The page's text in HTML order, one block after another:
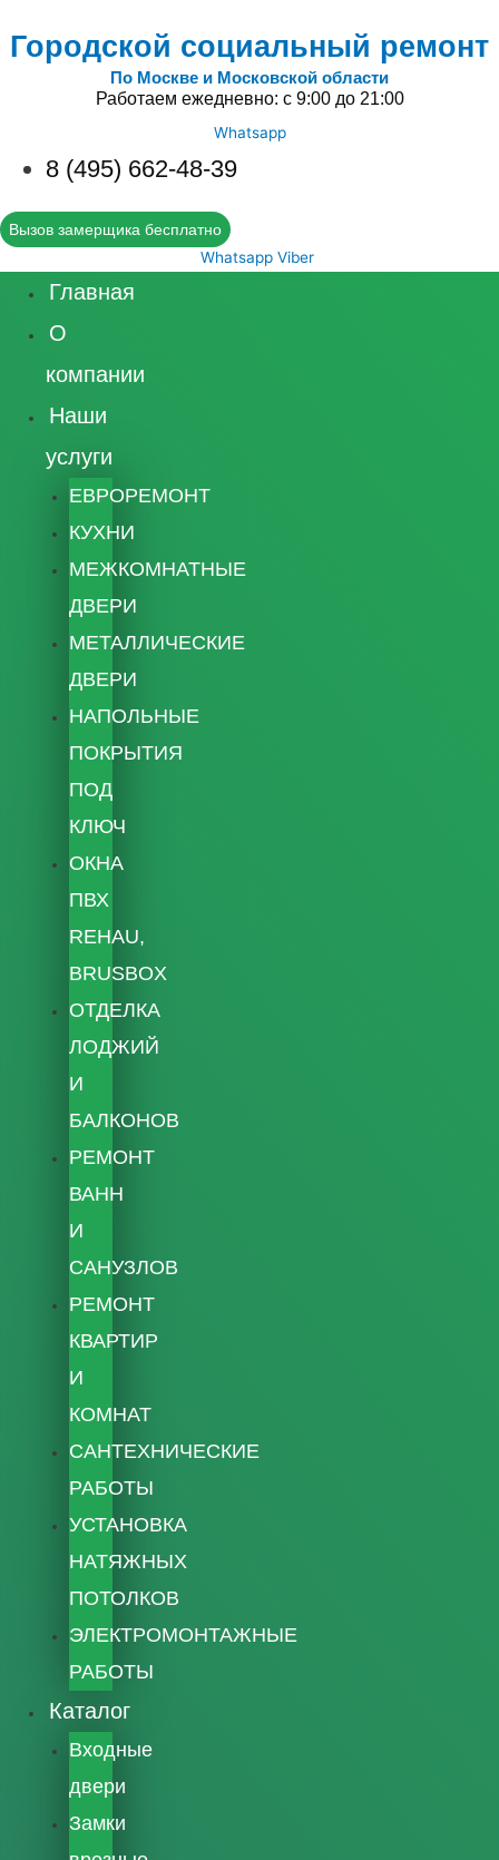
Городской социальный ремонт
По Москве и Московской области
Работаем ежедневно: с 9:00 до 21:00
Whatsapp
8 (495) 662-48-39
Вызов замерщика бесплатно
Whatsapp Viber
Главная
О
компании
Наши
услуги
ЕВРОРЕМОНТ
КУХНИ
МЕЖКОМНАТНЫЕ
ДВЕРИ
МЕТАЛЛИЧЕСКИЕ
ДВЕРИ
НАПОЛЬНЫЕ
ПОКРЫТИЯ
ПОД
КЛЮЧ
ОКНА
ПВХ
REHAU,
BRUSBOX
ОТДЕЛКА
ЛОДЖИЙ
И
БАЛКОНОВ
РЕМОНТ
ВАНН
И
САНУЗЛОВ
РЕМОНТ
КВАРТИР
И
КОМНАТ
САНТЕХНИЧЕСКИЕ
РАБОТЫ
УСТАНОВКА
НАТЯЖНЫХ
ПОТОЛКОВ
ЭЛЕКТРОМОНТАЖНЫЕ
РАБОТЫ
Каталог
Входные
двери
Замки